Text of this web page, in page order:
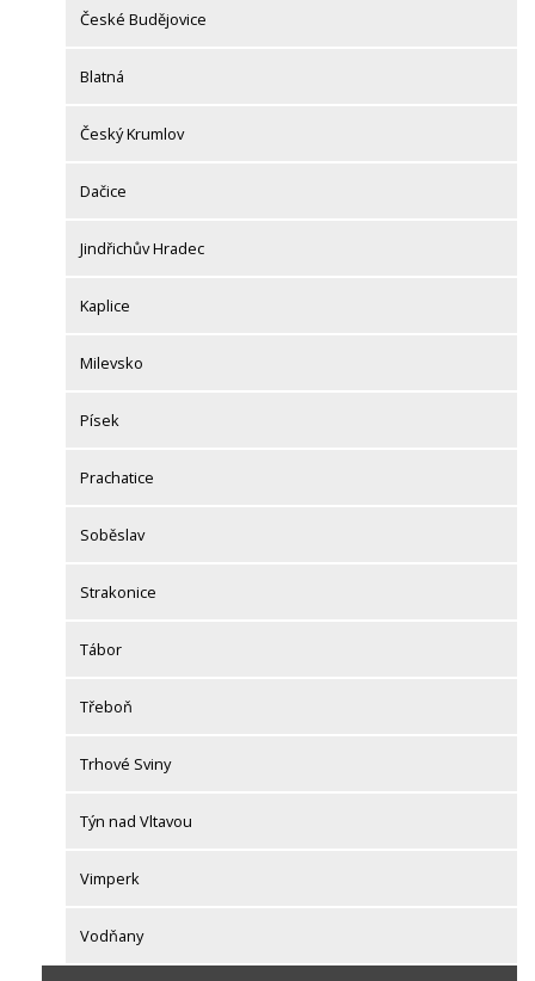
České Budějovice
Blatná
Český Krumlov
Dačice
Jindřichův Hradec
Kaplice
Milevsko
Písek
Prachatice
Soběslav
Strakonice
Tábor
Třeboň
Trhové Sviny
Týn nad Vltavou
Vimperk
Vodňany